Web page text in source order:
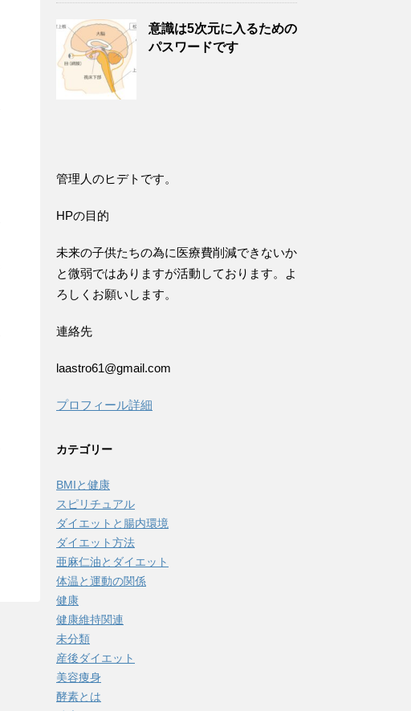
意識は5次元に入るための
パスワードです
管理人のヒデトです。
HPの目的
未来の子供たちの為に医療費削減できないか
と微弱ではありますが活動しております。よ
ろしくお願いします。
連絡先
laastro61@gmail.com
プロフィール詳細
カテゴリー
BMIと健康
スピリチュアル
ダイエットと腸内環境
ダイエット方法
亜麻仁油とダイエット
体温と運動の関係
健康
健康維持関連
未分類
産後ダイエット
美容痩身
酵素とは